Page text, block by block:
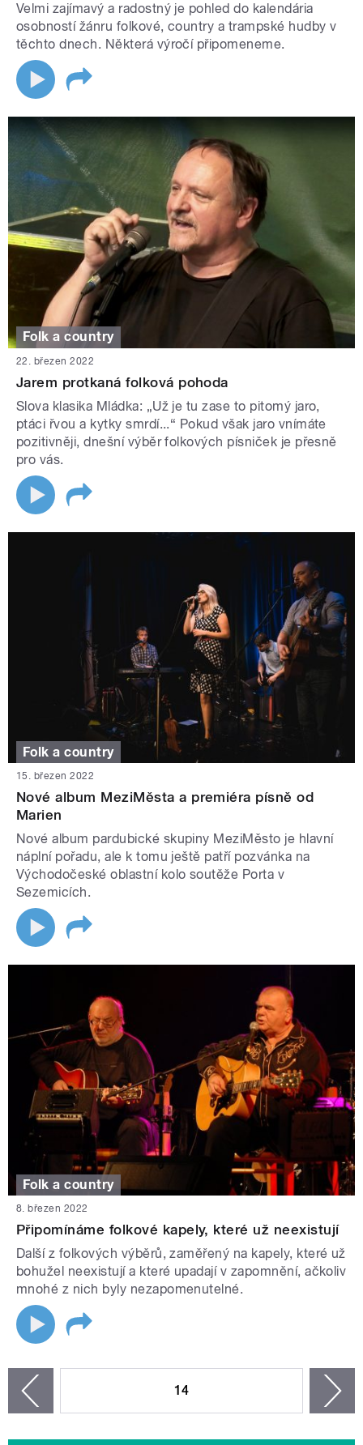
Velmi zajímavý a radostný je pohled do kalendária
osobností žánru folkové, country a trampské hudby v
těchto dnech. Některá výročí připomeneme.
Folk a country
22. březen 2022
Jarem protkaná folková pohoda
Slova klasika Mládka: „Už je tu zase to pitomý jaro,
ptáci řvou a kytky smrdí...“ Pokud však jaro vnímáte
pozitivněji, dnešní výběr folkových písniček je přesně
pro vás.
Folk a country
15. březen 2022
Nové album MeziMěsta a premiéra písně od
Marien
Nové album pardubické skupiny MeziMěsto je hlavní
náplní pořadu, ale k tomu ještě patří pozvánka na
Východočeské oblastní kolo soutěže Porta v
Sezemicích.
Folk a country
8. březen 2022
Připomínáme folkové kapely, které už neexistují
Další z folkových výběrů, zaměřený na kapely, které už
bohužel neexistují a které upadají v zapomnění, ačkoliv
mnohé z nich byly nezapomenutelné.
14